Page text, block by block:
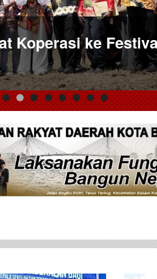
Koperasi ke